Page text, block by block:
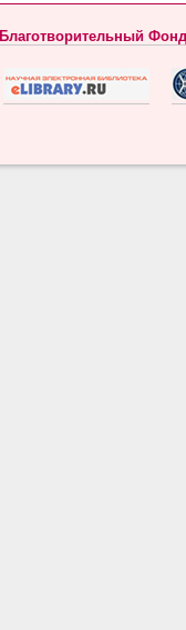
Благотворительный